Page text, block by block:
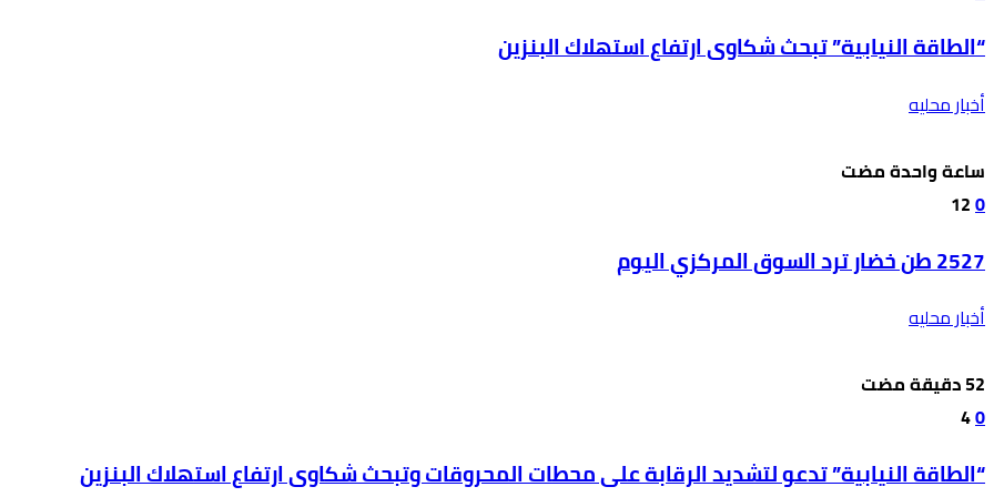
“الطاقة النيابية” تبحث شكاوى ارتفاع استهلاك البنزين
أخبار محليه
‫‫‫‏‫ساعة واحدة مضت‬
0
12
2527 طن خضار ترد السوق المركزي اليوم
أخبار محليه
0
4
“الطاقة النيابية” تدعو لتشديد الرقابة على محطات المحروقات وتبحث شكاوى ارتفاع استهلاك البنزين